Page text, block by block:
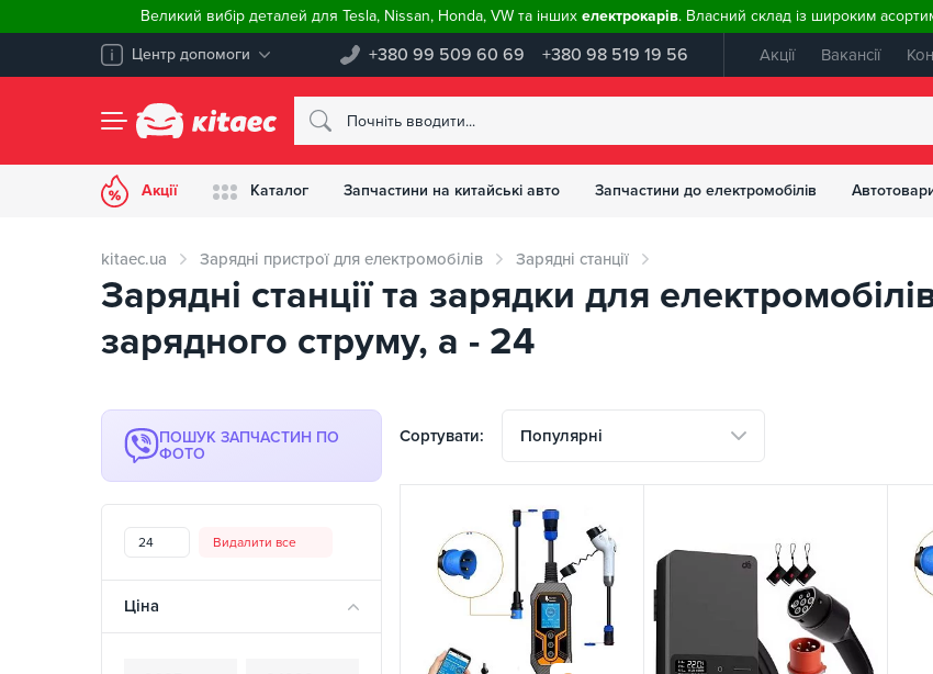
Великий вибір деталей для Tesla, Nissan, Honda, VW та інших електрокарів. Власний склад із широким
Центр допомоги +380 99 509 60 69 +380 98 519 19 56 Акції Вакансії
Акції Каталог Запчастини на китайські авто Запчастини до електромобілів
kitaec.ua Зарядні пристрої для електромобілів Зарядні станції
Зарядні станції та зарядки для
зарядного струму, a - 24
ПОШУК ЗАПЧАСТИН ПО
ФОТО
24 Видалити все
Ціна
Сортувати: Популярні